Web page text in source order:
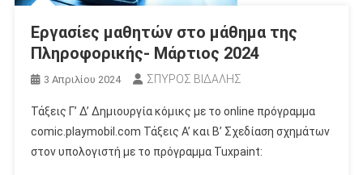
Εργασίες μαθητών στο μάθημα της
Πληροφορικής- Μάρτιος 2024
3 Απριλίου 2024 ΣΠΥΡΟΣ ΒΙΔΑΛΗΣ
Τάξεις Γ’ Δ’ Δημιουργία κόμικς με το online πρόγραμμα
comic.playmobil.com Τάξεις Α’ και Β’ Σχεδίαση σχημάτων
στον υπολογιστή με το πρόγραμμα Tuxpaint: